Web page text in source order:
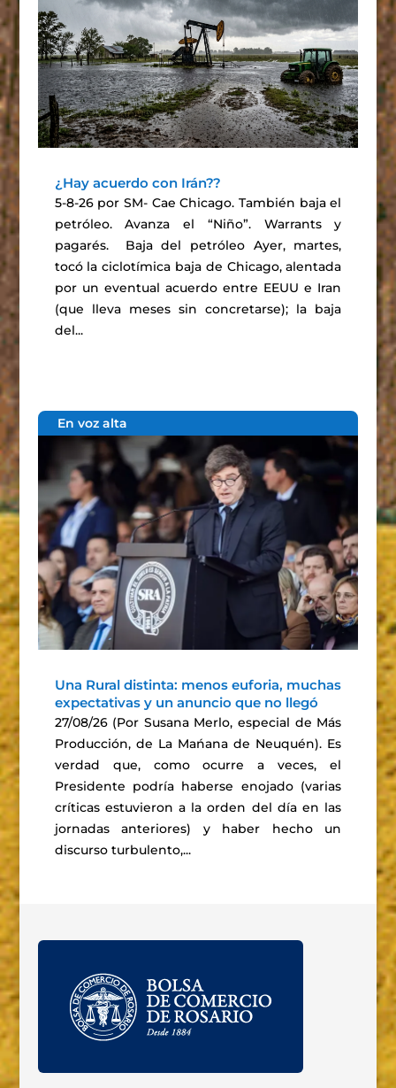
¿Hay acuerdo con Irán??
5-8-26 por SM- Cae Chicago. También baja el
petróleo. Avanza el “Niño”. Warrants y
pagarés. Baja del petróleo Ayer, martes,
tocó la ciclotímica baja de Chicago, alentada
por un eventual acuerdo entre EEUU e Iran
(que lleva meses sin concretarse); la baja
del...
En voz alta
Una Rural distinta: menos euforia, muchas
expectativas y un anuncio que no llegó
27/08/26 (Por Susana Merlo, especial de Más
Producción, de La Mańana de Neuquén). Es
verdad que, como ocurre a veces, el
Presidente podría haberse enojado (varias
críticas estuvieron a la orden del día en las
jornadas anteriores) y haber hecho un
discurso turbulento,...